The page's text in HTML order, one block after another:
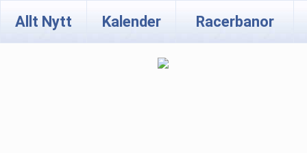
Allt Nytt Kalender Racerbanor